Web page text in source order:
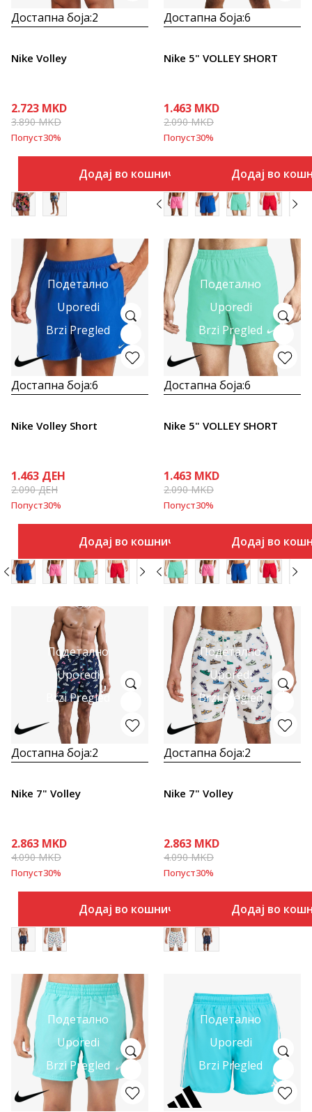
Достапна боја:2
Nike Volley
2.723 MKD
3.890MKD
Попуст30%
Додај во кошничка
Достапна боја:6
Nike 5" VOLLEY SHORT
1.463 MKD
2.090MKD
Попуст30%
Додај во
Подетално
Uporedi
Brzi Pregled
Достапна боја:6
Nike Volley Short
1.463 ДЕН
2.090ДЕН
Попуст30%
Додај во кошничка
Подетално
Uporedi
Brzi Pregled
Достапна боја:6
Nike 5" VOLLEY SHORT
1.463 MKD
2.090MKD
Попуст30%
Додај во
Подетално
Uporedi
Brzi Pregled
Достапна боја:2
Nike 7" Volley
2.863 MKD
4.090MKD
Попуст30%
Додај во кошничка
Подетално
Uporedi
Brzi Pregled
Достапна боја:2
Nike 7" Volley
2.863 MKD
4.090MKD
Попуст30%
Додај во
Подетално
Uporedi
Brzi Pregled
Подетално
Uporedi
Brzi Pregled